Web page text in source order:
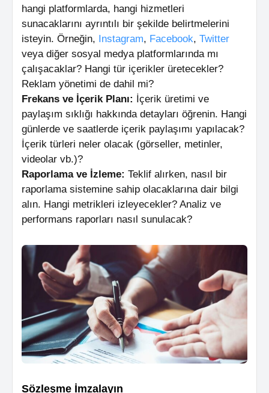
hangi platformlarda, hangi hizmetleri
sunacaklarını ayrıntılı bir şekilde belirtmelerini
isteyin. Örneğin, Instagram, Facebook, Twitter
veya diğer sosyal medya platformlarında mı
çalışacaklar? Hangi tür içerikler üretecekler?
Reklam yönetimi de dahil mi?
Frekans ve İçerik Planı: İçerik üretimi ve
paylaşım sıklığı hakkında detayları öğrenin. Hangi
günlerde ve saatlerde içerik paylaşımı yapılacak?
İçerik türleri neler olacak (görseller, metinler,
videolar vb.)?
Raporlama ve İzleme: Teklif alırken, nasıl bir
raporlama sistemine sahip olacaklarına dair bilgi
alın. Hangi metrikleri izleyecekler? Analiz ve
performans raporları nasıl sunulacak?
Sözleşme İmzalayın